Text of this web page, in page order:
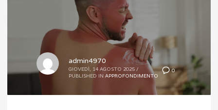
0
admin4970
GIOVEDÌ, 14 AGOSTO 2025 /
PUBLISHED IN APPROFONDIMENTO